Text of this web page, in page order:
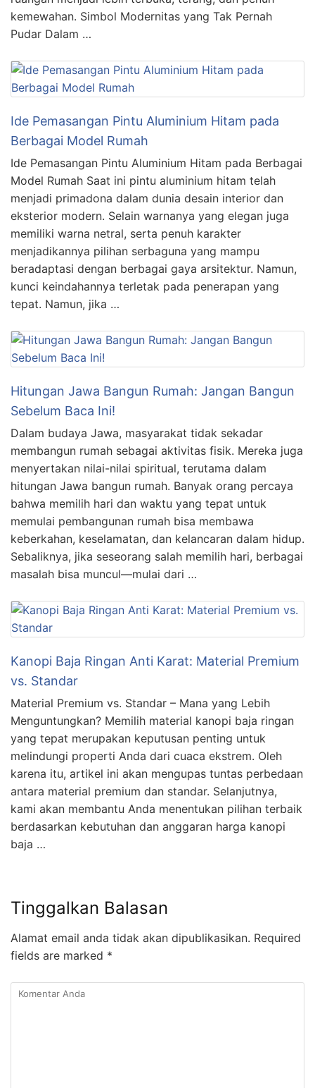
kemewahan. Simbol Modernitas yang Tak Pernah
Pudar Dalam …
Ide Pemasangan Pintu Aluminium Hitam pada
Berbagai Model Rumah
Ide Pemasangan Pintu Aluminium Hitam pada Berbagai
Model Rumah Saat ini pintu aluminium hitam telah
menjadi primadona dalam dunia desain interior dan
eksterior modern. Selain warnanya yang elegan juga
memiliki warna netral, serta penuh karakter
menjadikannya pilihan serbaguna yang mampu
beradaptasi dengan berbagai gaya arsitektur. Namun,
kunci keindahannya terletak pada penerapan yang
tepat. Namun, jika …
Hitungan Jawa Bangun Rumah: Jangan Bangun
Sebelum Baca Ini!
Dalam budaya Jawa, masyarakat tidak sekadar
membangun rumah sebagai aktivitas fisik. Mereka juga
menyertakan nilai-nilai spiritual, terutama dalam
hitungan Jawa bangun rumah. Banyak orang percaya
bahwa memilih hari dan waktu yang tepat untuk
memulai pembangunan rumah bisa membawa
keberkahan, keselamatan, dan kelancaran dalam hidup.
Sebaliknya, jika seseorang salah memilih hari, berbagai
masalah bisa muncul—mulai dari …
Kanopi Baja Ringan Anti Karat: Material Premium
vs. Standar
Material Premium vs. Standar – Mana yang Lebih
Menguntungkan? Memilih material kanopi baja ringan
yang tepat merupakan keputusan penting untuk
melindungi properti Anda dari cuaca ekstrem. Oleh
karena itu, artikel ini akan mengupas tuntas perbedaan
antara material premium dan standar. Selanjutnya,
kami akan membantu Anda menentukan pilihan terbaik
berdasarkan kebutuhan dan anggaran harga kanopi
baja …
Tinggalkan Balasan
Alamat email anda tidak akan dipublikasikan. Required
fields are marked *